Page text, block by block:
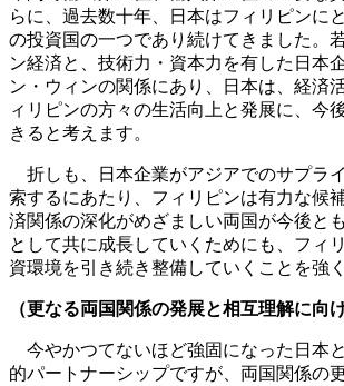
らに、過去数十年、日本はフィリピンに
の投資国の一つであり続けてきました。
ン経済と、技術力・資本力を有した日本
ン・ウィンの関係にあり、日本は、経済
ィリピンの方々の生活向上と発展に、今
きると考えます。
折しも、日本企業がアジアでのサプラ
索するにあたり、フィリピンは有力な候
済関係の深化がめざましい両国が今後と
として共に成長していくためにも、フィ
資環境を引き続き整備していくことを強
（更なる両国関係の発展と相互理解に向け
今やかつてないほど強固になった日本
的パートナーシップですが、両国関係の